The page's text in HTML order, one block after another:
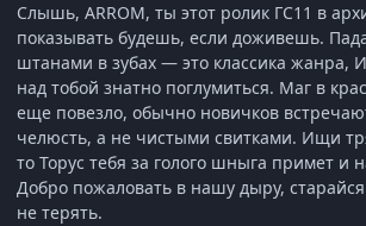
Слышь, ARROM, ты этот ролик ГС11 в
показывать будешь, если доживешь.
штанами в зубах — это классика жанра,
над тобой знатно поглумиться. Маг в
еще повезло, обычно новичков
челюсть, а не чистыми свитками. Ищи
то Торус тебя за голого шныга примет и
Добро пожаловать в нашу дыру,
не терять.